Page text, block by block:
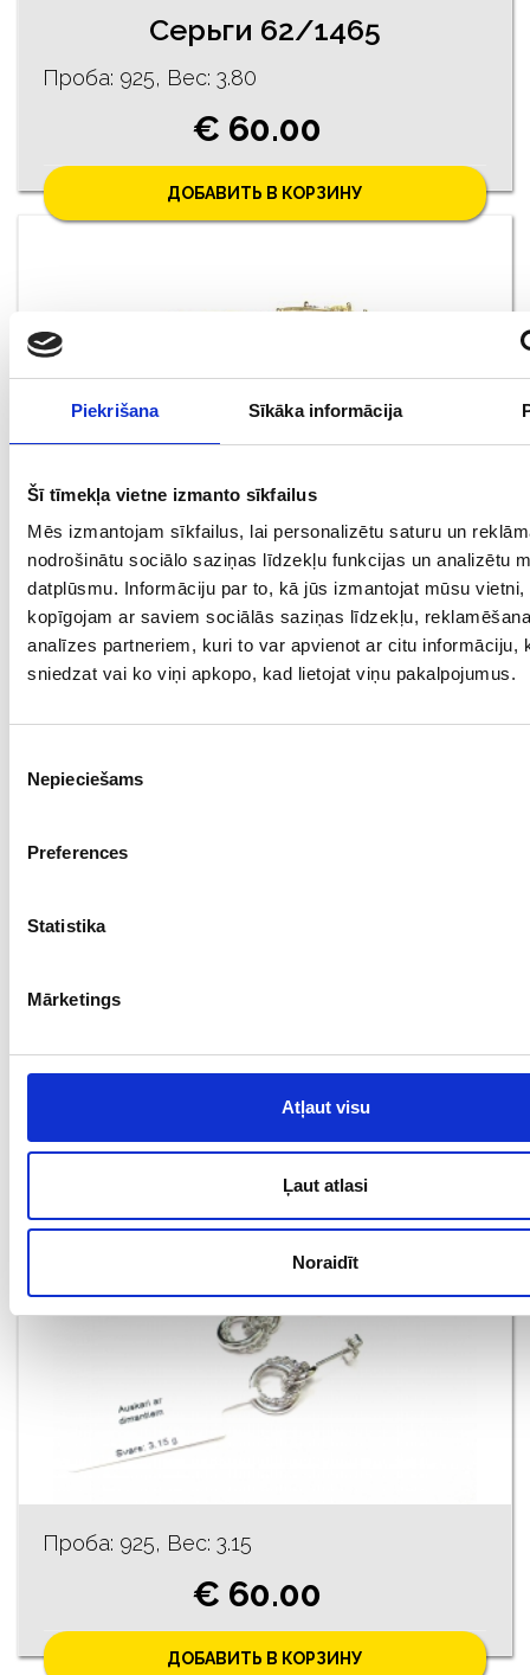
Piekrišana Sīkāka informācija
Šī tīmekļa vietne izmanto sīkfailus
Mēs izmantojam sīkfailus, lai personalizētu saturu un
nodrošinātu sociālo saziņas līdzekļu funkcijas un analizētu
datplūsmu. Informāciju par to, kā jūs izmantojat mūsu
kopīgojam ar saviem sociālās saziņas līdzekļu,
analīzes partneriem, kuri to var apvienot ar citu informāciju,
sniedzat vai ko viņi apkopo, kad lietojat viņu pakalpojumus.
izvēle
Nepieciešams
Preferences
Statistika
Mārketings
Atļaut visu
Ļaut atlasi
Noraidīt
Серьги 62/1465
Проба: 925, Bес: 3.80
€ 60.00
ДОБАВИТЬ В КОРЗИНУ
Серьги 63/1465
Проба: 925, Bес: 3.80
€ 60.00
ДОБАВИТЬ В КОРЗИНУ
Проба: 925, Bес: 5.46
€ 60.00
ДОБАВИТЬ В КОРЗИНУ
Проба: 925, Bес: 3.15
€ 60.00
ДОБАВИТЬ В КОРЗИНУ